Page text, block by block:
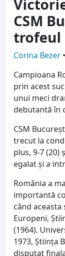
CSM
trofeul
Corina Bezer •
Campioana
prin acest
unui meci
debutantă în
CSM
trecut la
plus, 9-7 (20)
egalat şi a
România a
importantă
când
Europeni,
(1964).
1973, Știința
disputat